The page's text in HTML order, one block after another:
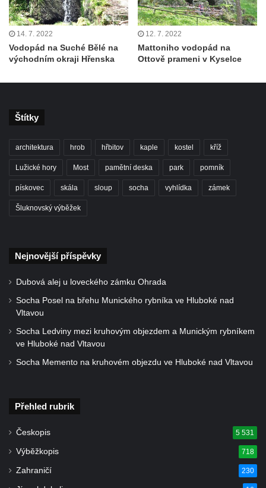
14. 7. 2022
Vodopád na Suché Bělé na
východním okraji Hřenska
12. 7. 2022
Mattoniho vodopád na
Ottově prameni v Kyselce
Štítky
architektura hrob hřbitov kaple kostel kříž
Lužické hory Most pamětní deska park pomník
pískovec skála sloup socha vyhlídka zámek
Šluknovský výběžek
Nejnovější příspěvky
Dubová alej u loveckého zámku Ohrada
Socha Posel na břehu Munického rybníka ve Hluboké nad
Vltavou
Socha Ledviny mezi kruhovým objezdem a Munickým rybníkem
ve Hluboké nad Vltavou
Socha Memento na kruhovém objezdu ve Hluboké nad Vltavou
Přehled rubrik
Českopis 5 531
Výběžkopis 718
Zahraničí 230